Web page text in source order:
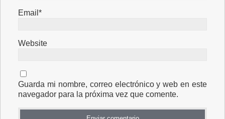
Email*
Website
Guarda mi nombre, correo electrónico y web en este
navegador para la próxima vez que comente.